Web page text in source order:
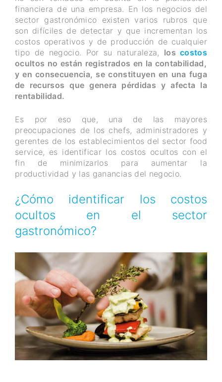
financiera de una empresa. En los negocios del
sector gastronómico existen varios rubros que
son difíciles de detectar y que incrementan los
costos operativos y de producción de cualquier
tipo de negocio. Por su naturaleza, loscostos
ocultos no están registrados en la contabilidad,
yen consecuencia, se constituyen en una fuga
de recursos que genera pérdidas y afecta la
rentabilidad.
Es por eso que, una de las mayores
preocupaciones de los chefs, administradores y
gerentes de los establecimientos del sector food
service, es identificar los costos ocultos con el
fin de minimizarlos para aumentar la
productividad y las ganancias del negocio.
¿Cómo identificar los costos
ocultos en el sector
gastronómico?